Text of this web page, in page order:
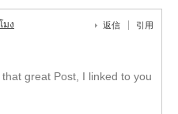
มง 返信 引用
great Post, I linked to you